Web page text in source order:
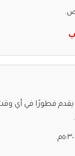
فطورًا في أي وقت